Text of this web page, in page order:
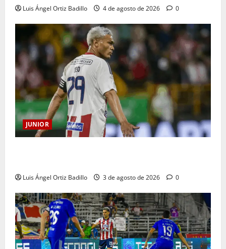
Luis Ángel Ortiz Badillo 4 de agosto de 2026 0
JUNIOR
Luis Ángel Ortiz Badillo 3 de agosto de 2026 0